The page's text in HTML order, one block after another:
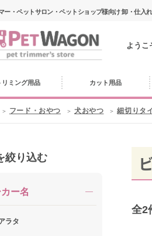
ー・ペットサロン・ペットショップ様向け 卸・仕入
ようこ
リミング用品 カット用品
フード・おやつ 犬おやつ 細切りタ
絞り込む
ー名
ラタ
全2